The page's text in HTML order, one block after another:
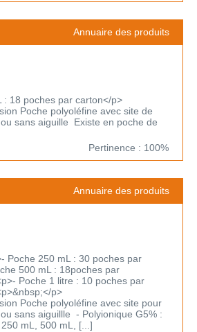
Annuaire des produits
: 18 poches par carton</p>
Poche polyoléfine avec site de
sans aiguille Existe en poche de
Pertinence : 100%
Annuaire des produits
Poche 250 mL : 30 poches par
500 mL : 18poches par
Poche 1 litre : 10 poches par
p>
Poche polyoléfine avec site pour
sans aiguillle - Polyionique G5% :
mL, 500 mL, [...]